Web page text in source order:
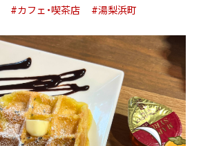
#カフェ・喫茶店 #湯梨浜町